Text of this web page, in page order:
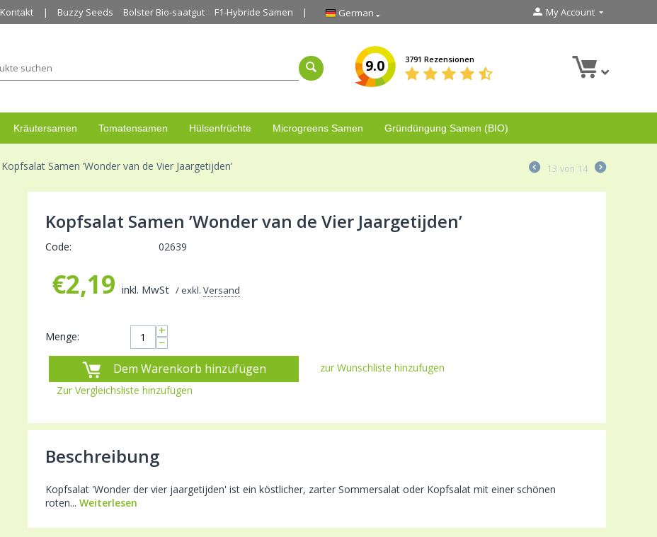
Kontakt Buzzy Seeds Bolster Bio-saatgut F1-Hybride Samen German My Account
9.0 3791 Rezensionen
Kräutersamen Tomatensamen Hülsenfrüchte Microgreens Samen Gründüngung Samen (BIO)
Kopfsalat Samen ’Wonder van de Vier Jaargetijden’ 13 von 14
Kopfsalat Samen ’Wonder van de Vier Jaargetijden’
Code: 02639
€2,19 inkl. MwSt / exkl. Versand
Menge: +
−
Dem Warenkorb hinzufügen
zur Wunschliste hinzufugen
Zur Vergleichsliste hinzufügen
Beschreibung
Kopfsalat 'Wonder der vier jaargetijden' ist ein köstlicher, zarter Sommersalat oder Kopfsalat mit einer schönen
roten... Weiterlesen